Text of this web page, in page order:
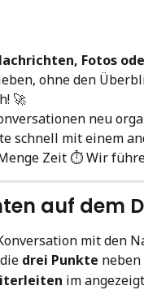
Fotos
ohne den
🚀
neu
schnell mit einem
Zeit ⏱️ Wir
auf dem
mit den
drei Punkte
im